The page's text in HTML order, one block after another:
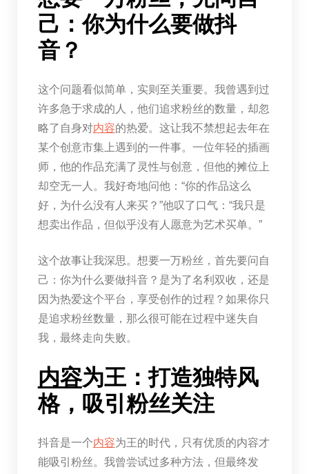
己：你为什么要做抖
音？
这个问题看似简单，实则至关重要。我曾遇到过
许多急于求成的人，他们追求粉丝的数量，却忽
略了自身对内容的热爱。这让我不禁想起去年在
某个创意市集上遇到的一件事。一位年轻的插画
师，他的作品充满了灵性与创意，但他的摊位上
却空无一人。我好奇地问他：“你的作品这么
好，为什么没有人来买？”他叹了口气：“我只是
想卖出作品，但似乎没有人愿意为艺术买单。”
这个故事让我深思。想要一万粉丝，首先要问自
己：你为什么要做抖音？是为了名利双收，还是
因为热爱这个平台，享受创作的过程？如果你只
是追求粉丝数量，那么很可能在过程中迷失自
我，最终走向失败。
内容为王：打造独特风
格，吸引粉丝关注
抖音是一个内容为王的时代，只有优质的内容才
能吸引粉丝。我曾尝试过多种方法，但最终发